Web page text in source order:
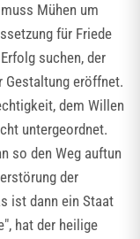
Mühen um
für Friede
suchen, der
eröffnet.
dem Willen
untergeordnet.
so den Weg auftun
der
ist dann ein Staat
hat der heilige